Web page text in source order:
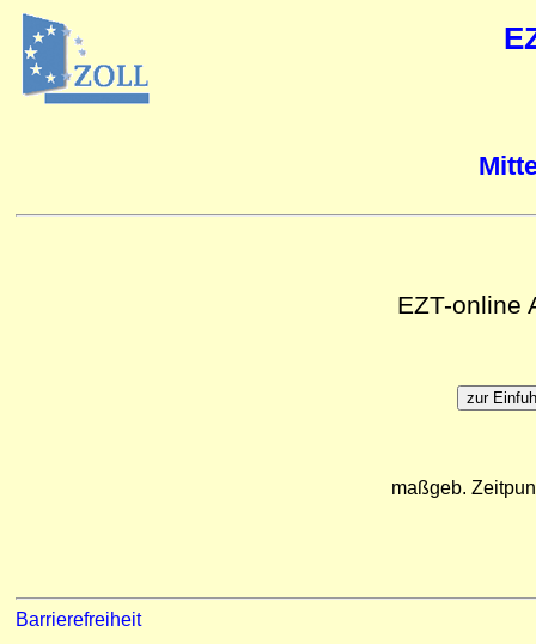
EZT-online
maßgeb.
Barrierefreiheit